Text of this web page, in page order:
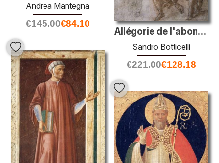
Andrea Mantegna
€145.00€84.10
Allégorie de l'abondance
Sandro Botticelli
€221.00€128.18